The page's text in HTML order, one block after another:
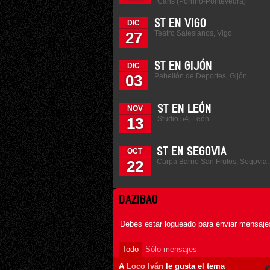
DIC
27
ST EN VIGO
Teatro Salesianos, Vigo
DIC
03
ST EN GIJÓN
Pabellón de Deportes, Gijón
NOV
13
ST EN LEÓN
Studio 54, León
OCT
22
ST EN SEGOVIA
Carpa Barrio San Frutos, Segovia.
DAZIBAO
Debes estar logueado para enviar
Todo
Sólo mensajes
A Loco Iván le gusta el tema